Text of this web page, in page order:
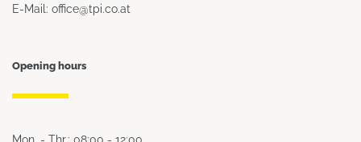
E-Mail: office@tpi.co.at
Opening hours
Mon. - Thr.: 08:00 - 12:00